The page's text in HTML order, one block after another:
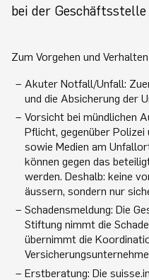
bei der
Zum Vorgehen und
Akuter Notfall/Unfall:
und die Absicherung der
Vorsicht bei mündlichen
Pflicht, gegenüber Polizei
sowie Medien am
können gegen das
werden. Deshalb: keine
äussern, sondern nur
Schadensmeldung: Die
Stiftung nimmt die
übernimmt die
Erstberatung: Die